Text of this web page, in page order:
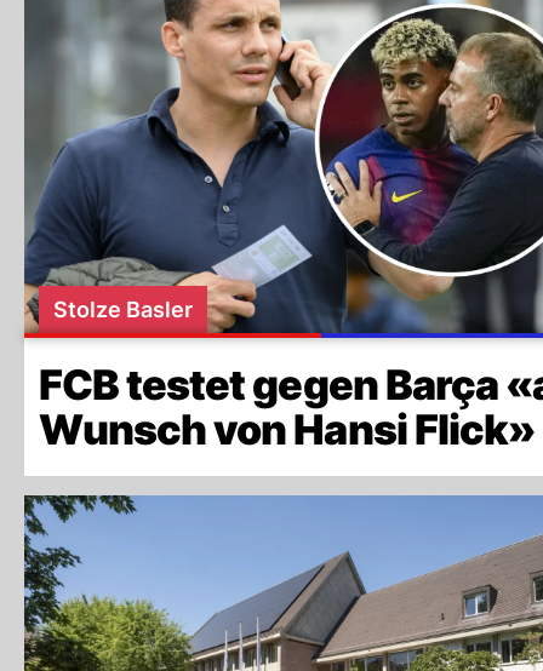
Stolze Basler
FCB testet gegen Barça
Wunsch von Hansi Flick»